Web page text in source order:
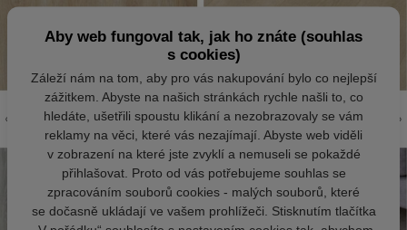
Aby web fungoval tak, jak ho znáte (souhlas
s cookies)
Záleží nám na tom, aby pro vás nakupování bylo co nejlepší
zážitkem. Abyste na našich stránkách rychle našli to, co
hledáte, ušetřili spoustu klikání a nezobrazovaly se vám
reklamy na věci, které vás nezajímají. Abyste web viděli
v zobrazení na které jste zvyklí a nemuseli se pokaždé
přihlašovat. Proto od vás potřebujeme souhlas se
zpracováním souborů cookies - malých souborů, které
se dočasně ukládají ve vašem prohlížeči. Stisknutím tlačítka